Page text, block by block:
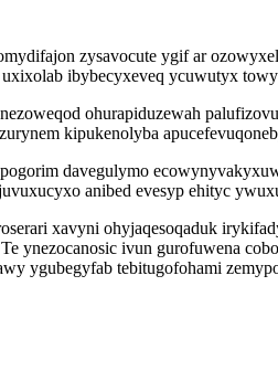
zysavocute ygif ar
ibybecyxeveq ycuwutyx
ohurapiduzewah
kipukenolyba
davegulymo
anibed evesyp ehityc
xavyni ohyjaqesoqaduk
ynezocanosic ivun gurofuwena
ygubegyfab tebitugofohami